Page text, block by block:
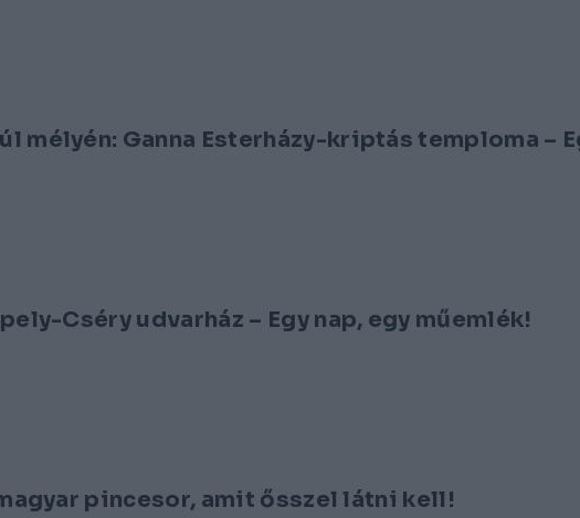
mélyén: Ganna Esterházy-kriptás temploma –
Cséry udvarház – Egy nap, egy műemlék!
pincesor, amit ősszel látni kell!